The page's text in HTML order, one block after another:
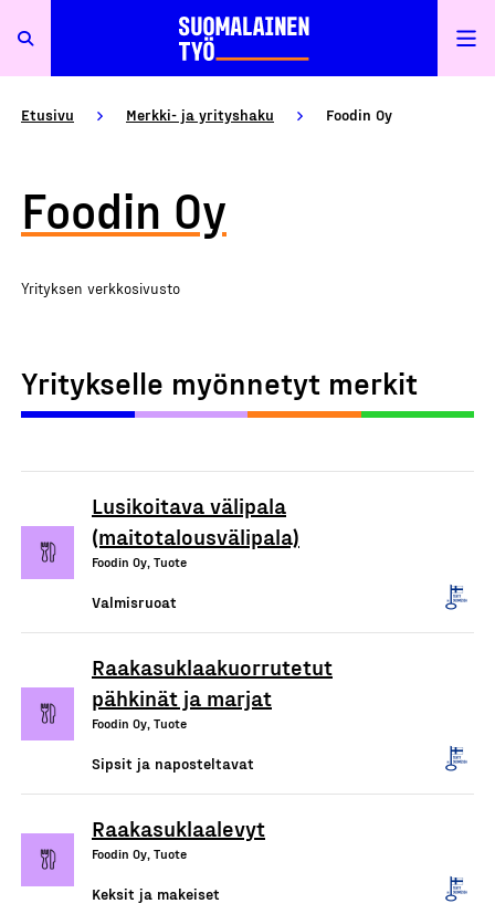
Etusivu Merkki- ja yrityshaku Foodin Oy
Foodin Oy
Yrityksen verkkosivusto
Yritykselle myönnetyt merkit
Lusikoitava välipala
(maitotalousvälipala)
Foodin Oy, Tuote
Valmisruoat
Raakasuklaakuorrutetut
pähkinät ja marjat
Foodin Oy, Tuote
Sipsit ja naposteltavat
Raakasuklaalevyt
Foodin Oy, Tuote
Keksit ja makeiset